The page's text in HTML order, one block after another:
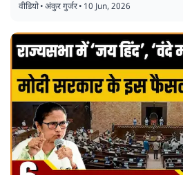
वीडियो•अंकुर गुर्जर• 10 Jun, 2026